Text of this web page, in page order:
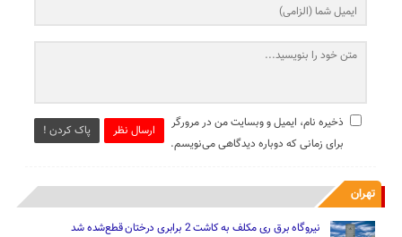
ارسال نظر پاک کردن !
ذخیره نام، ایمیل و وبسایت من در مرورگر
برای زمانی که دوباره دیدگاهی می‌نویسم.
تهران
نیروگاه برق ری مکلف به کاشت 2 برابری درختان قطع‌شده شد